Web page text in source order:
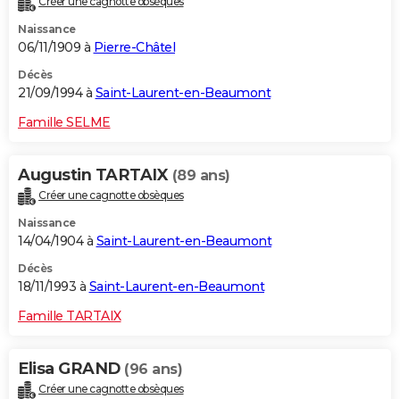
Naissance
06/11/1909 à Pierre-Châtel
Décès
21/09/1994 à Saint-Laurent-en-Beaumont
Famille SELME
Augustin TARTAIX (89 ans)
Créer une cagnotte obsèques
Naissance
14/04/1904 à Saint-Laurent-en-Beaumont
Décès
18/11/1993 à Saint-Laurent-en-Beaumont
Famille TARTAIX
Elisa GRAND (96 ans)
Créer une cagnotte obsèques